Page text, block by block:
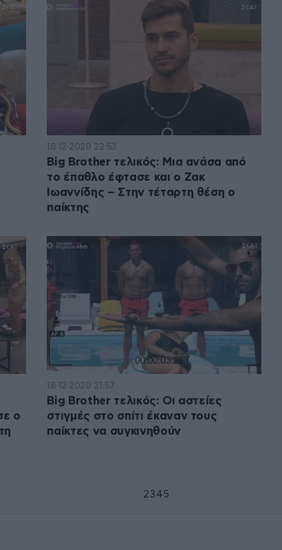
18·12·2020 22:53
Big Brother τελικός: Μια ανάσα από
το έπαθλο έφτασε και ο Ζακ
Ιωαννίδης – Στην τέταρτη θέση ο
παίκτης
ο
18·12·2020 21:57
Big Brother τελικός: Οι αστείες
στιγμές στο σπίτι έκαναν τους
παίκτες να συγκινηθούν
23 4 5